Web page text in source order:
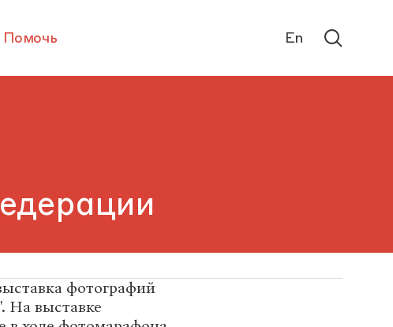
Помочь En
фотографий
На выставке